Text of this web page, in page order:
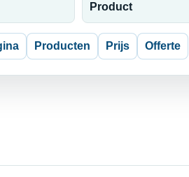
Product
Producten Prijs Offerte